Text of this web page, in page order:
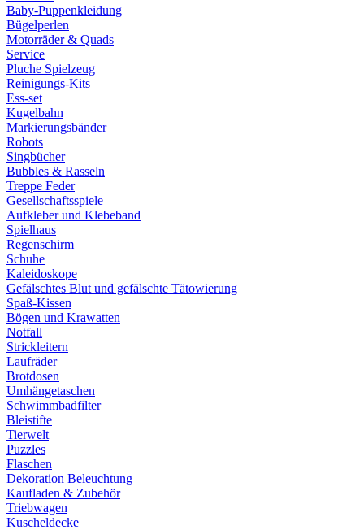
Baby-Puppenkleidung
Bügelperlen
Motorräder & Quads
Service
Pluche Spielzeug
Reinigungs-Kits
Ess-set
Kugelbahn
Markierungsbänder
Robots
Singbücher
Bubbles & Rasseln
Treppe Feder
Gesellschaftsspiele
Aufkleber und Klebeband
Spielhaus
Regenschirm
Schuhe
Kaleidoskope
Gefälschtes Blut und gefälschte Tätowierung
Spaß-Kissen
Bögen und Krawatten
Notfall
Strickleitern
Laufräder
Brotdosen
Umhängetaschen
Schwimmbadfilter
Bleistifte
Tierwelt
Puzzles
Flaschen
Dekoration Beleuchtung
Kaufladen & Zubehör
Triebwagen
Kuscheldecke